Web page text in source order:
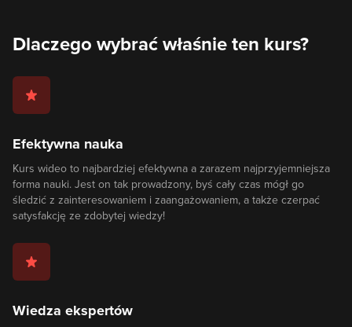
Dlaczego wybrać właśnie ten kurs?
Efektywna nauka
Kurs wideo to najbardziej efektywna a zarazem najprzyjemniejsza
forma nauki. Jest on tak prowadzony, byś cały czas mógł go
śledzić z zainteresowaniem i zaangażowaniem, a także czerpać
satysfakcję ze zdobytej wiedzy!
Wiedza ekspertów